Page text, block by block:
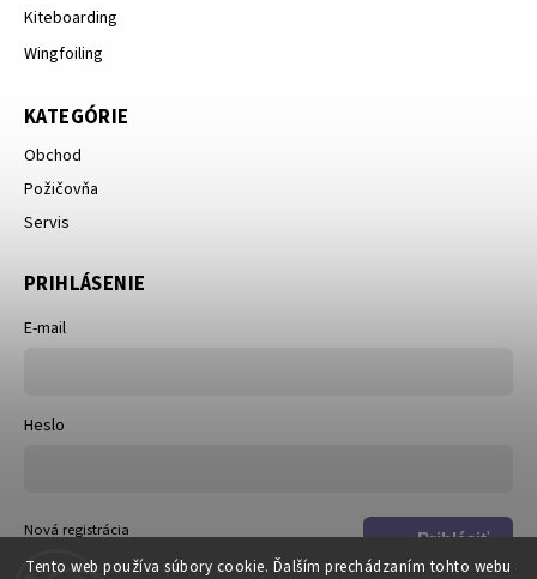
Tento web používa súbory cookie. Ďalším prechádzaním tohto webu
Kiteboarding
Wingfoiling
KATEGÓRIE
Obchod
Požičovňa
Servis
PRIHLÁSENIE
E-mail
Heslo
Prihlásiť
Nová registrácia
Zabudnuté heslo